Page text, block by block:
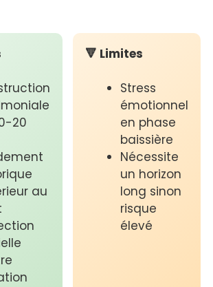
20
au
🔻 Limites
Stress
émotionnel
en phase
baissière
Nécessite
un horizon
long sinon
risque
élevé